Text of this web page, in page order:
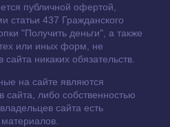
публичной офертой,
статьи 437 Гражданского
"Получить деньги", а также
или иных форм, не
никаких обязательств.
на сайте являются
сайта, либо собственностью
сайта есть